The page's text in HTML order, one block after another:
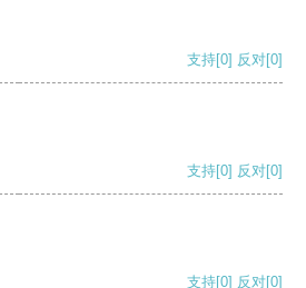
支持[0] 反对[0]
支持[0] 反对[0]
支持[0] 反对[0]